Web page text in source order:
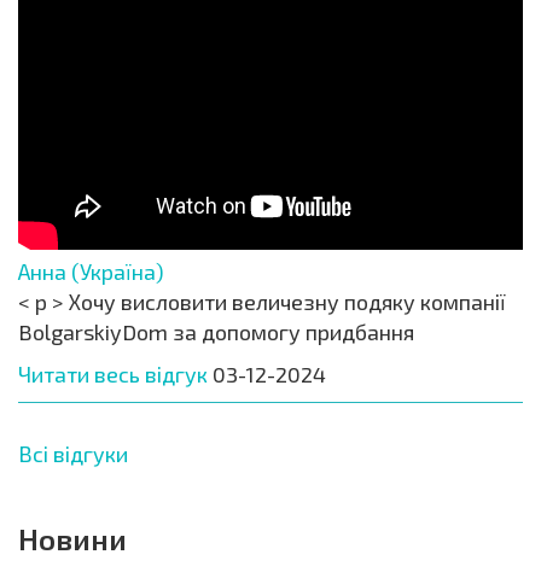
Анна (Україна)
< p > Хочу висловити величезну подяку компанії
BolgarskiyDom за допомогу придбання
Читати весь відгук 03-12-2024
Всі відгуки
Новини